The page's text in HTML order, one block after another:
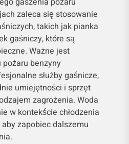
zaleca się stosowanie
takich jak pianka
gaśniczy, które są
Ważne jest
pożaru benzyny
służby gaśnicze,
umiejętności i sprzęt
zagrożenia. Woda
w kontekście chłodzenia
zapobiec dalszemu